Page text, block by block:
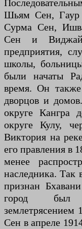
Шьям Сен,
Сурма Сен,
Сен и Виджай
предприятия,
школы,
были начаты
время. Он также
дворцов и
округе Кангра
округе Кулу,
Виктория на
его правления в
менее
наследника. Так
признан
город был
землетрясением
Сен в апреле